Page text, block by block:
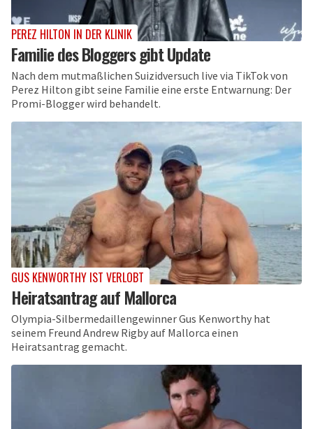
PEREZ HILTON IN DER KLINIK
Familie des Bloggers gibt Update
Nach dem mutmaßlichen Suizidversuch live via TikTok von
Perez Hilton gibt seine Familie eine erste Entwarnung: Der
Promi-Blogger wird behandelt.
GUS KENWORTHY IST VERLOBT
Heiratsantrag auf Mallorca
Olympia-Silbermedaillengewinner Gus Kenworthy hat
seinem Freund Andrew Rigby auf Mallorca einen
Heiratsantrag gemacht.